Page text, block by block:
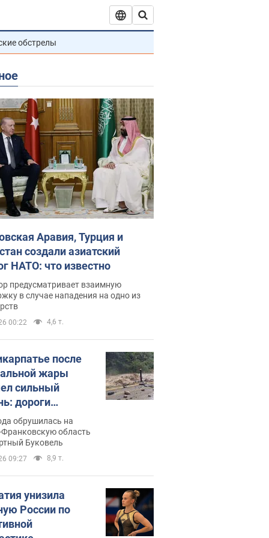
обстрелы
Аравия, Турция и
создали азиатский
НАТО: что известно
предусматривает взаимную
в случае нападения на одно из
00:22 4,6 т.
после
жары
сильный
дороги
в реки.
обрушилась на
область
Буковель
09:27 8,9 т.
унизила
России по